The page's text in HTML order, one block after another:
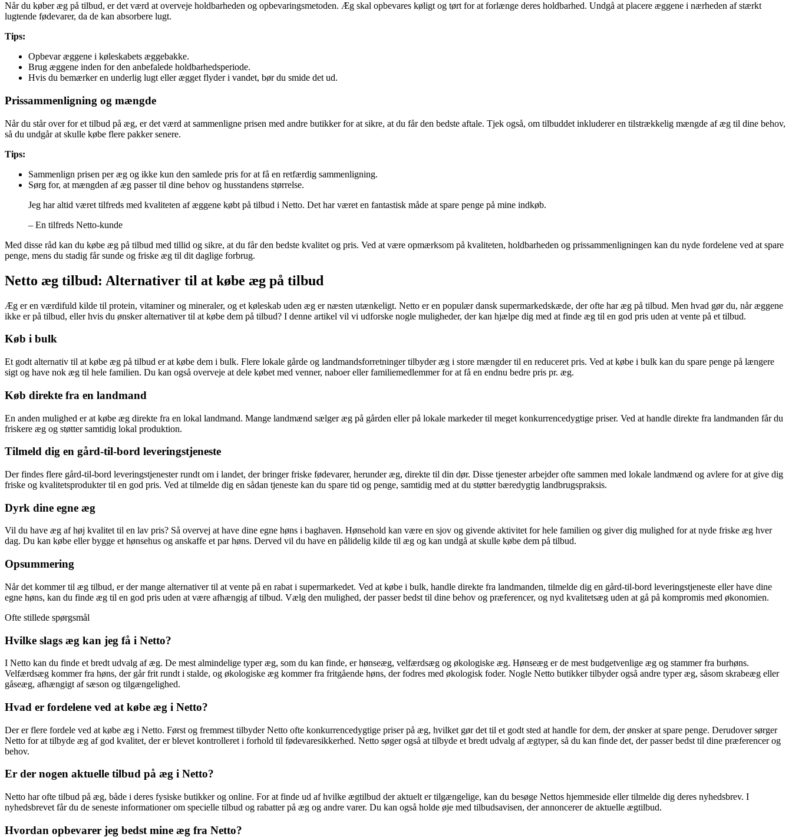
Når du køber æg på tilbud, er det værd at overveje holdbarheden og opbevaringsmetoden. Æg skal opbevares køligt og tørt for at forlænge deres holdbarhed. Undgå at placere æggene i nærheden af ​​stærkt
lugtende fødevarer, da de kan absorbere lugt.
Tips:
Opbevar æggene i køleskabets æggebakke.
Brug æggene inden for den anbefalede holdbarhedsperiode.
Hvis du bemærker en underlig lugt eller ægget flyder i vandet, bør du smide det ud.
Prissammenligning og mængde
Når du står over for et tilbud på æg, er det værd at sammenligne prisen med andre butikker for at sikre, at du får den bedste aftale. Tjek også, om tilbuddet inkluderer en tilstrækkelig mængde af æg til dine behov,
så du undgår at skulle købe flere pakker senere.
Tips:
Sammenlign prisen per æg og ikke kun den samlede pris for at få en retfærdig sammenligning.
Sørg for, at mængden af ​​æg passer til dine behov og husstandens størrelse.
Jeg har altid været tilfreds med kvaliteten af ​​æggene købt på tilbud i Netto. Det har været en fantastisk måde at spare penge på mine indkøb.
– En tilfreds Netto-kunde
Med disse råd kan du købe æg på tilbud med tillid og sikre, at du får den bedste kvalitet og pris. Ved at være opmærksom på kvaliteten, holdbarheden og prissammenligningen kan du nyde fordelene ved at spare
penge, mens du stadig får sunde og friske æg til dit daglige forbrug.
Netto æg tilbud: Alternativer til at købe æg på tilbud
Æg er en værdifuld kilde til protein, vitaminer og mineraler, og et køleskab uden æg er næsten utænkeligt. Netto er en populær dansk supermarkedskæde, der ofte har æg på tilbud. Men hvad gør du, når æggene
ikke er på tilbud, eller hvis du ønsker alternativer til at købe dem på tilbud? I denne artikel vil vi udforske nogle muligheder, der kan hjælpe dig med at finde æg til en god pris uden at vente på et tilbud.
Køb i bulk
Et godt alternativ til at købe æg på tilbud er at købe dem i bulk. Flere lokale gårde og landmandsforretninger tilbyder æg i store mængder til en reduceret pris. Ved at købe i bulk kan du spare penge på længere
sigt og have nok æg til hele familien. Du kan også overveje at dele købet med venner, naboer eller familiemedlemmer for at få en endnu bedre pris pr. æg.
Køb direkte fra en landmand
En anden mulighed er at købe æg direkte fra en lokal landmand. Mange landmænd sælger æg på gården eller på lokale markeder til meget konkurrencedygtige priser. Ved at handle direkte fra landmanden får du
friskere æg og støtter samtidig lokal produktion.
Tilmeld dig en gård-til-bord leveringstjeneste
Der findes flere gård-til-bord leveringstjenester rundt om i landet, der bringer friske fødevarer, herunder æg, direkte til din dør. Disse tjenester arbejder ofte sammen med lokale landmænd og avlere for at give dig
friske og kvalitetsprodukter til en god pris. Ved at tilmelde dig en sådan tjeneste kan du spare tid og penge, samtidig med at du støtter bæredygtig landbrugspraksis.
Dyrk dine egne æg
Vil du have æg af høj kvalitet til en lav pris? Så overvej at have dine egne høns i baghaven. Hønsehold kan være en sjov og givende aktivitet for hele familien og giver dig mulighed for at nyde friske æg hver
dag. Du kan købe eller bygge et hønsehus og anskaffe et par høns. Derved vil du have en pålidelig kilde til æg og kan undgå at skulle købe dem på tilbud.
Opsummering
Når det kommer til æg tilbud, er der mange alternativer til at vente på en rabat i supermarkedet. Ved at købe i bulk, handle direkte fra landmanden, tilmelde dig en gård-til-bord leveringstjeneste eller have dine
egne høns, kan du finde æg til en god pris uden at være afhængig af tilbud. Vælg den mulighed, der passer bedst til dine behov og præferencer, og nyd kvalitetsæg uden at gå på kompromis med økonomien.
Ofte stillede spørgsmål
Hvilke slags æg kan jeg få i Netto?
I Netto kan du finde et bredt udvalg af æg. De mest almindelige typer æg, som du kan finde, er hønseæg, velfærdsæg og økologiske æg. Hønseæg er de mest budgetvenlige æg og stammer fra burhøns.
Velfærdsæg kommer fra høns, der går frit rundt i stalde, og økologiske æg kommer fra fritgående høns, der fodres med økologisk foder. Nogle Netto butikker tilbyder også andre typer æg, såsom skrabeæg eller
gåseæg, afhængigt af sæson og tilgængelighed.
Hvad er fordelene ved at købe æg i Netto?
Der er flere fordele ved at købe æg i Netto. Først og fremmest tilbyder Netto ofte konkurrencedygtige priser på æg, hvilket gør det til et godt sted at handle for dem, der ønsker at spare penge. Derudover sørger
Netto for at tilbyde æg af god kvalitet, der er blevet kontrolleret i forhold til fødevaresikkerhed. Netto søger også at tilbyde et bredt udvalg af ægtyper, så du kan finde det, der passer bedst til dine præferencer og
behov.
Er der nogen aktuelle tilbud på æg i Netto?
Netto har ofte tilbud på æg, både i deres fysiske butikker og online. For at finde ud af hvilke ægtilbud der aktuelt er tilgængelige, kan du besøge Nettos hjemmeside eller tilmelde dig deres nyhedsbrev. I
nyhedsbrevet får du de seneste informationer om specielle tilbud og rabatter på æg og andre varer. Du kan også holde øje med tilbudsavisen, der annoncerer de aktuelle ægtilbud.
Hvordan opbevarer jeg bedst mine æg fra Netto?